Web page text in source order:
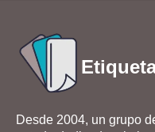
Desde 2004, un grupo